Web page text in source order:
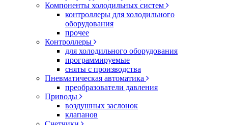
Компоненты холодильных систем
контроллеры для холодильного
оборудования
прочее
Контроллеры
для холодильного оборудования
программируемые
сняты с производства
Пневматическая автоматика
преобразователи давления
Приводы
воздушных заслонок
клапанов